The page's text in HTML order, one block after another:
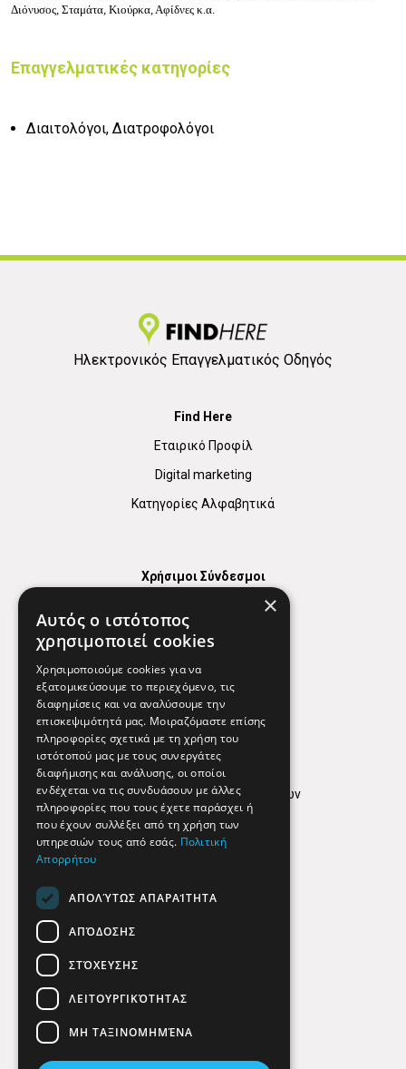
Διόνυσος, Σταμάτα, Κιούρκα, Αφίδνες κ.α.
Επαγγελματικές κατηγορίες
Διαιτολόγοι, Διατροφολόγοι
Ηλεκτρονικός Επαγγελματικός Οδηγός
Find Here
Εταιρικό Προφίλ
Digital marketing
Κατηγορίες Αλφαβητικά
Χρήσιμοι Σύνδεσμοι
Χρήσιμα Τηλέφωνα
Εφημερεύοντα Φαρμακεία
Απόρρητο
Όροι Χρήσης
Πολιτική προστασίας δεδομένων
Findhere
Social Media
×
Αυτός ο ιστότοπος
χρησιμοποιεί cookies
Χρησιμοποιούμε cookies για να
εξατομικεύσουμε το περιεχόμενο, τις
διαφημίσεις και να αναλύσουμε την
επισκεψιμότητά μας. Μοιραζόμαστε επίσης
πληροφορίες σχετικά με τη χρήση του
ιστότοπού μας με τους συνεργάτες
διαφήμισης και ανάλυσης, οι οποίοι
ενδέχεται να τις συνδυάσουν με άλλες
πληροφορίες που τους έχετε παράσχει ή
που έχουν συλλέξει από τη χρήση των
υπηρεσιών τους από εσάς. Πολιτική
Απορρήτου
ΑΠΟΛΎΤΩΣ ΑΠΑΡΑΊΤΗΤΑ
ΑΠΌΔΟΣΗΣ
ΣΤΌΧΕΥΣΗΣ
ΛΕΙΤΟΥΡΓΙΚΌΤΗΤΑΣ
ΜΗ ΤΑΞΙΝΟΜΗΜΈΝΑ